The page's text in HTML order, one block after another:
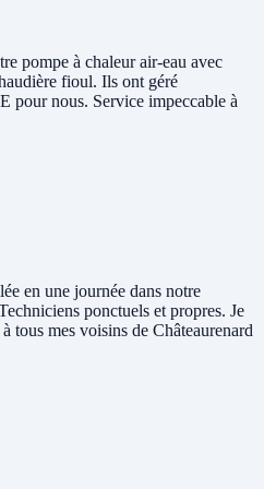
pompe à chaleur air-eau avec
fioul. Ils ont géré
pour nous. Service impeccable à
en une journée dans notre
ponctuels et propres. Je
tous mes voisins de Châteaurenard